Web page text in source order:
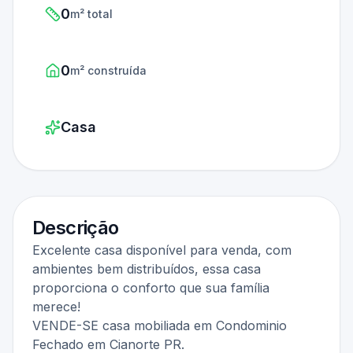
0m² total
0m² construída
Casa
Descrição
Excelente casa disponível para venda, com
ambientes bem distribuídos, essa casa
proporciona o conforto que sua família
merece!
VENDE-SE casa mobiliada em Condominio
Fechado em Cianorte PR.